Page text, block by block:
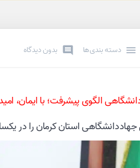
دسته بندی‌ها بدون دیدگاه
الگوی پیشرفت؛ با ایمان،
استان کرمان را در